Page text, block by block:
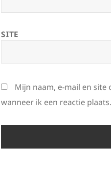
SITE
Mijn naam, e-mail en
wanneer ik een reactie plaats.